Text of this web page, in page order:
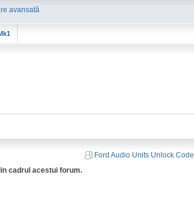
avansată
Ford Audio Units Unlock Code
cadrul acestui forum.